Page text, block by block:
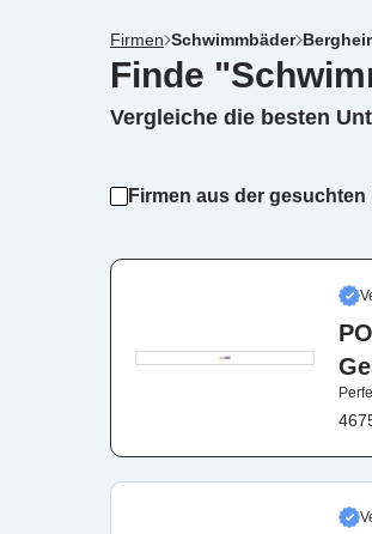
Firmen Schwimmbäder
Finde
Vergleiche die besten
Firmen aus der gesuchten